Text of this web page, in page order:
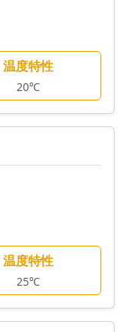
温度特性
20℃
温度特性
25℃